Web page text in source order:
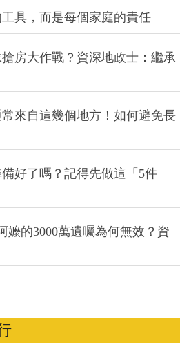
具，而是每個家庭的責任
房大作戰？資深地政士：繼承
來自這幾個地方！如何避免長
好了嗎？記得先做這「5件
嬤的3000萬遺囑為何無效？資